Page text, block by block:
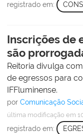
registrado em:
Inscrições de
são
Reitoria divulga
de egressos para
IFFluminense.
por Comunicação
última modificação em
registrado em: